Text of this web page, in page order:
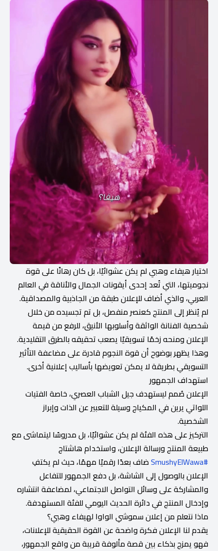
اختيار هيفاء وهبي لم يكن عشوائيًا، بل كان رهانًا على قوة
نجوميتها، التي تُعد إحدى أيقونات الجمال والأناقة في العالم
العربي، والذي أضاف للإعلان طبقة من الجاذبية والمصداقية.
لم يُنظر إلى المنتج كعنصر منفصل، بل تم تجسيده من خلال
شخصية الفنانة الواثقة وأسلوبها الأنيق، للرفع من قيمة
الإعلان ومنحه زخمًا تسويقيًا يصعب تحقيقه بالطرق التقليدية.
وهذا يظهر بوضوح أن قوة النجوم قادرة على مضاعفة التأثير
التسويقي بطريقة لا يمكن تعويضها بأساليب إعلانية أخرى.
استهداف الجمهور
الإعلان صُمم ليستهدف جيل الشباب العصري، خاصة الفتيات
اللواتي يرين في المكياج وسيلة للتعبير عن الذات وإبراز
الشخصية.
التركيز على هذه الفئة لم يكن عشوائيًا، بل مدروسًا ليتماشى مع
طبيعة المنتج ورسالة الإعلان، واستخدام هاشتاج
#SmushyElWawa
ضاف بعدًا رقميًا مهمًا، حيث لم يكتفِ
الإعلان بالوصول إلى الشاشة، بل دفع الجمهور للتفاعل
والمشاركة على وسائل التواصل الاجتماعي، لمضاعفة انتشاره
وإدخال المنتج في دائرة الحديث اليومي للفئة المستهدفة.
ماذا نتعلم من إعلان سموشي الواوا لهيفاء وهبي؟
يقدم لنا الإعلان فكرة واضحة عن القوة الحقيقية للإعلانات،
فهو يمزج بذكاء بين قصة مألوفة قريبة من واقع الجمهور،